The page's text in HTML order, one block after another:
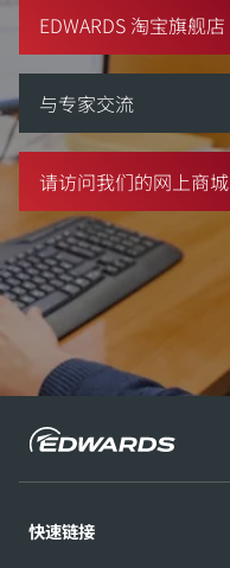
EDWARDS 淘宝旗舰店
与专家交流
请访问我们的网上商城
快速链接